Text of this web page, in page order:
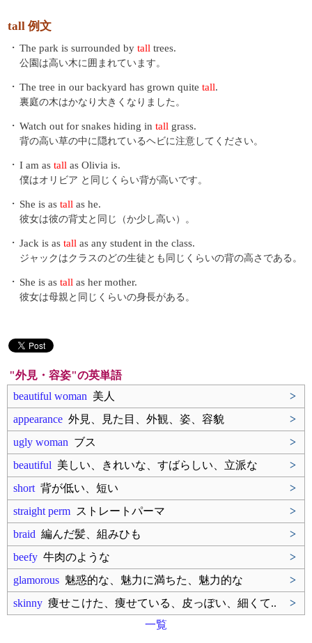
tall 例文
・ The park is surrounded by tall trees.
公園は高い木に囲まれています。
・ The tree in our backyard has grown quite tall.
裏庭の木はかなり大きくなりました。
・ Watch out for snakes hiding in tall grass.
背の高い草の中に隠れているヘビに注意してください。
・ I am as tall as Olivia is.
僕はオリビア と同じくらい背が高いです。
・ She is as tall as he.
彼女は彼の背丈と同じ（か少し高い）。
・ Jack is as tall as any student in the class.
ジャックはクラスのどの生徒とも同じくらいの背の高さである。
・ She is as tall as her mother.
彼女は母親と同じくらいの身長がある。
"外見・容姿"の英単語
beautiful woman 美人
>
appearance 外見、見た目、外観、姿、容貌
>
ugly woman ブス
>
beautiful 美しい、きれいな、すばらしい、立派な
>
short 背が低い、短い
>
straight perm ストレートパーマ
>
braid 編んだ髪、組みひも
>
beefy 牛肉のような
>
glamorous 魅惑的な、魅力に満ちた、魅力的な
>
skinny 痩せこけた、痩せている、皮っぽい、細くて..
>
一覧